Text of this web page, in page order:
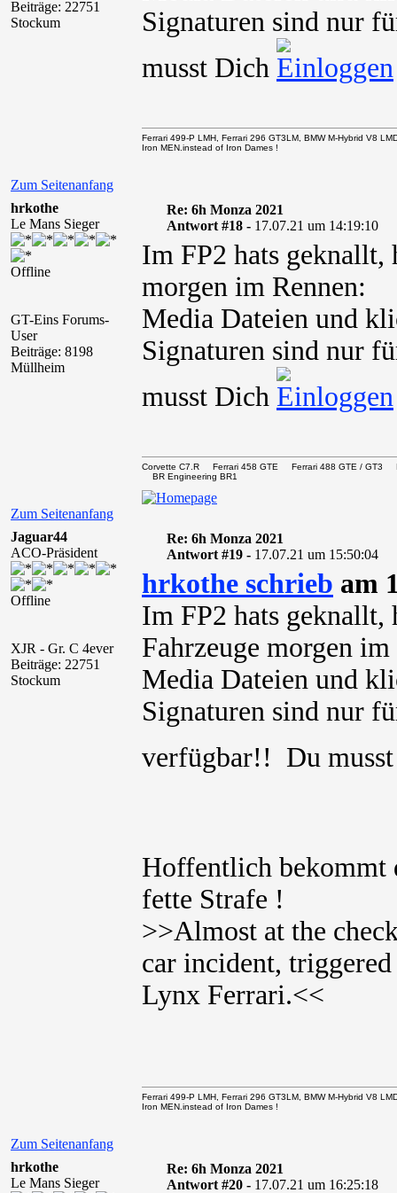
Beiträge: 22751
Stockum
Signaturen sind nur
musst Dich
Zum Seitenanfang
Ferrari 499-P LMH, Ferrari 296 GT3LM, BMW M-Hybrid V8
Iron MEN.instead of Iron Dames !
hrkothe
Le Mans Sieger
Offline
GT-Eins Forums-
User
Beiträge: 8198
Müllheim
Re: 6h Monza 2021
Antwort #18 - 17.07.21 um 14:19:10
Im FP2 hats geknallt,
morgen im Rennen:
Media Dateien und
Signaturen sind nur
musst Dich
Zum Seitenanfang
Corvette C7.R Ferrari 458 GTE Ferrari 488 GTE /
BR Engineering BR1
Jaguar44
ACO-Präsident
Offline
XJR - Gr. C 4ever
Beiträge: 22751
Stockum
Re: 6h Monza 2021
Antwort #19 - 17.07.21 um 15:50:04
hrkothe schrieb am
Im FP2 hats
Fahrzeuge morgen im
Media Dateien und
Signaturen sind nur
verfügbar!! Du
Hoffentlich bekommt
fette Strafe !
>>Almost at the
car incident,
Lynx Ferrari.<<
Zum Seitenanfang
Ferrari 499-P LMH, Ferrari 296 GT3LM, BMW M-Hybrid V8
Iron MEN.instead of Iron Dames !
hrkothe
Le Mans Sieger
Re: 6h Monza 2021
Antwort #20 - 17.07.21 um 16:25:18